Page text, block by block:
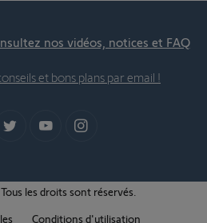
nos vidéos, notices et FAQ
et bons plans par email !
les droits sont réservés.
Conditions d'utilisation